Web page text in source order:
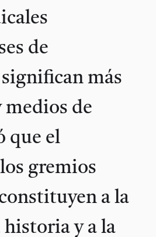
de
más
medios de
que el
gremios
a la
historia y a la